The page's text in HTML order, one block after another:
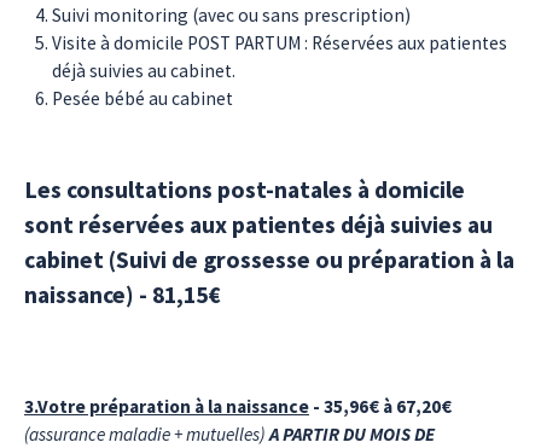
Suivi monitoring (avec ou sans prescription)
Visite à domicile POST PARTUM : Réservées aux patientes
déjà suivies au cabinet.
Pesée bébé au cabinet
Les consultations post-natales à domicile
sont réservées aux patientes déjà suivies au
cabinet (Suivi de grossesse ou préparation à la
naissance) - 81,15€
3.Votre préparation à la naissance - 35,96€ à 67,20€
(assurance maladie + mutuelles)A PARTIR DU MOIS DE